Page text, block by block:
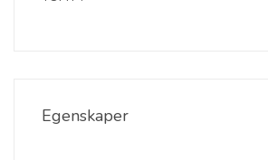
Egenskaper